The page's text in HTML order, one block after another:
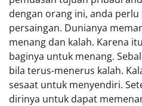
dengan orang ini, anda
persaingan. Dunianya
menang dan kalah. Karena
baginya untuk menang.
bila terus-menerus kalah.
sesaat untuk menyendiri.
dirinya untuk dapat